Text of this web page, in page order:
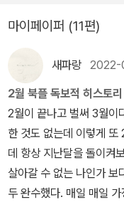
어보았기 때문일 것이다
얼마나 튼튼한지 보겠다
라는 평원 위로 날아오르
들이 상처 입고 지쳐 날
은 서글픈 광경이에요.”(
작한 계기, 즉 ‘우주 속 한
의 개인으로서 자신이 자
닫기 시작한 계기는 과연
로 인해 에드나가 이런 각
점에 동의할 수 없다. 그
며 한 개인으로서의 자신
럼2) 날개를 펼쳐 가정
설명해 놓았다. 이런 관점
명대로 살지 못했을 거 같
의 지배 아래 살면 스스로
게 자연스러운 현상인 것
을 읽고 주인공 에드나
지하게 많았을 거라 생각
한 트랜스젠더가 명문학
판으로 뜻을 꺾은 뉴스가
마이페이퍼 (11편)
새파랑 2022-
2월 북플 독보적 히스토리
2월이 끝나고 벌써 3월이
한 것도 없는데 이렇게 또
데 항상 지난달을 돌이켜
살아갈 수 없는 나인가
두 완수했다. 매일 매일